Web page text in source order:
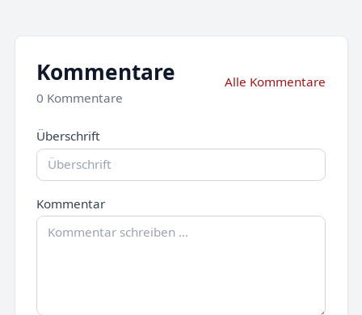
Kommentare
0 Kommentare
Alle Kommentare
Überschrift
Kommentar